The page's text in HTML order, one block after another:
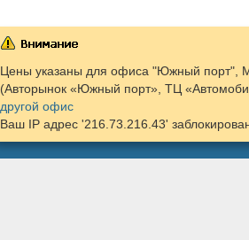
Цены указаны для офиса "Южный порт",
(Авторынок «Южный порт», ТЦ
другой офис
Ваш IP адрес '216.73.216.43'